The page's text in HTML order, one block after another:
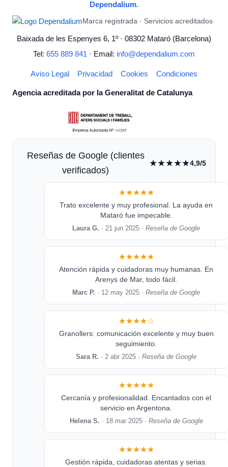
Dependalium.
Marca registrada · Servicios acreditados
Baixada de les Espenyes 6, 1º · 08302 Mataró (Barcelona)
Tel: 655 889 841 · Email: info@dependalium.com
Aviso Legal Privacidad Cookies Condiciones
Agencia acreditada por la Generalitat de Catalunya
Reseñas de Google (clientes
verificados)
★★★★★4,9/5
★★★★★
Trato excelente y muy profesional. La ayuda en
Mataró fue impecable.
Laura G. · 21 jun 2025 ·Reseña de Google
★★★★★
Atención rápida y cuidadoras muy humanas. En
Arenys de Mar, todo fácil.
Marc P. · 12 may 2025 ·Reseña de Google
★★★★☆
Granollers: comunicación excelente y muy buen
seguimiento.
Sara R. · 2 abr 2025 ·Reseña de Google
★★★★★
Cercanía y profesionalidad. Encantados con el
servicio en Argentona.
Helena S. · 18 mar 2025 · Reseña de Google
★★★★★
Gestión rápida, cuidadoras atentas y serias.